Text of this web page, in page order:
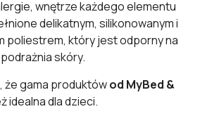
wnętrze każdego elementu
delikatnym, silikonowanym i
poliestrem, który jest odporny na
skóry.
gama produktówod MyBed &
idealna dla dzieci.